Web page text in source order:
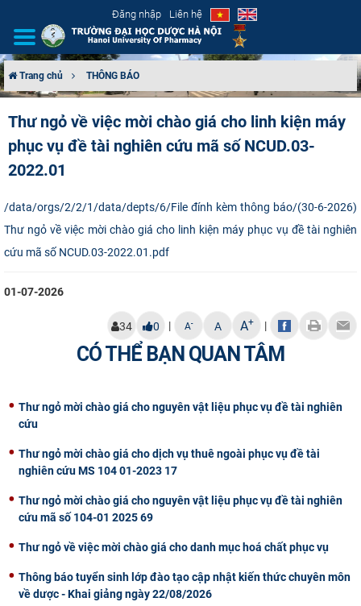
Đăng nhập Liên hệ
CƠ CẤU TỔ CHỨC
ĐÀO TẠO
ĐẢM BẢO CHẤT LƯỢNG
Trang chủ THÔNG BÁO
Thư ngỏ về việc mời chào giá cho linh kiện máy
phục vụ đề tài nghiên cứu mã số NCUD.03-
2022.01
/data/orgs/2/2/1/data/depts/6/File đính kèm thông báo/(30-6-2026)
Thư ngỏ về việc mời chào giá cho linh kiện máy phục vụ đề tài nghiên
cứu mã số NCUD.03-2022.01.pdf
01-07-2026
34 0 | A- A A+ |
CÓ THỂ BẠN QUAN TÂM
Thư ngỏ mời chào giá cho nguyên vật liệu phục vụ đề tài nghiên
cứu
Thư ngỏ mời chào giá cho dịch vụ thuê ngoài phục vụ đề tài
nghiên cứu MS 104 01-2023 17
Thư ngỏ mời chào giá cho nguyên vật liệu phục vụ đề tài nghiên
cứu mã số 104-01 2025 69
Thư ngỏ về việc mời chào giá cho danh mục hoá chất phục vụ
Thông báo tuyển sinh lớp đào tạo cập nhật kiến thức chuyên môn
về dược - Khai giảng ngày 22/08/2026